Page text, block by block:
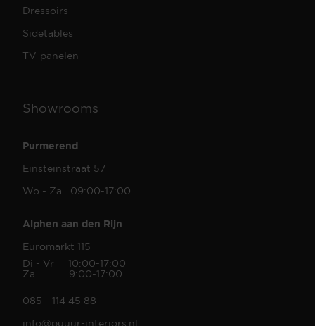
Dressoirs
Sidetables
TV-panelen
Showrooms
Purmerend
Einsteinstraat 57
Wo - Za 09:00-17:00
Alphen aan den Rijn
Euromarkt 115
Di - Vr 10:00-17:00
Za 9:00-17:00
085 - 114 45 88
info@puuur-interiors.nl